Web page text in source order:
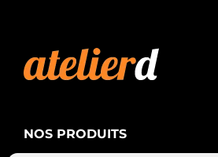
NOS PRODUITS